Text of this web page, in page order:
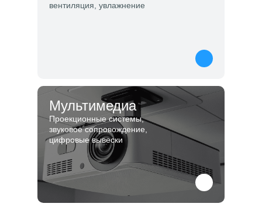
Мультимедиа
Проекционные системы,
звуковое сопровождение,
цифровые вывески
вентиляция, увлажнение